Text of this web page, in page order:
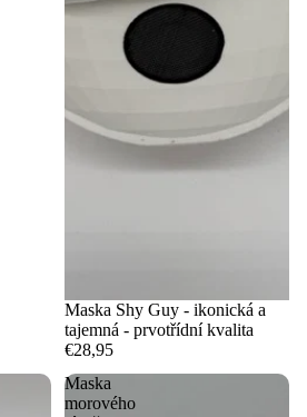
Maska Shy Guy - ikonická a
tajemná - prvotřídní kvalita
€28,95
Maska
morového